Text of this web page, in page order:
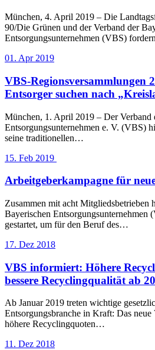
München, 4. April 2019 – Die
90/Die Grünen und der Verband der
Entsorgungsunternehmen (VBS)
01. Apr 2019
VBS-Regionsversammlungen
Entsorger suchen nach
München, 1. April 2019 – Der Verband
Entsorgungsunternehmen e. V. (VBS)
seine traditionellen…
15. Feb 2019
Arbeitgeberkampagne für
Zusammen mit acht Mitgliedsbetrieben
Bayerischen Entsorgungsunternehmen
gestartet, um für den Beruf des…
17. Dez 2018
VBS informiert: Höhere
bessere Recyclingqualität ab
Ab Januar 2019 treten wichtige
Entsorgungsbranche in Kraft: Das neue
höhere Recyclingquoten…
11. Dez 2018